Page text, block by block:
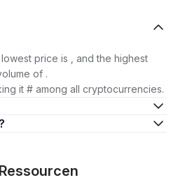
price is , and the highest
of .
it # among all cryptocurrencies.